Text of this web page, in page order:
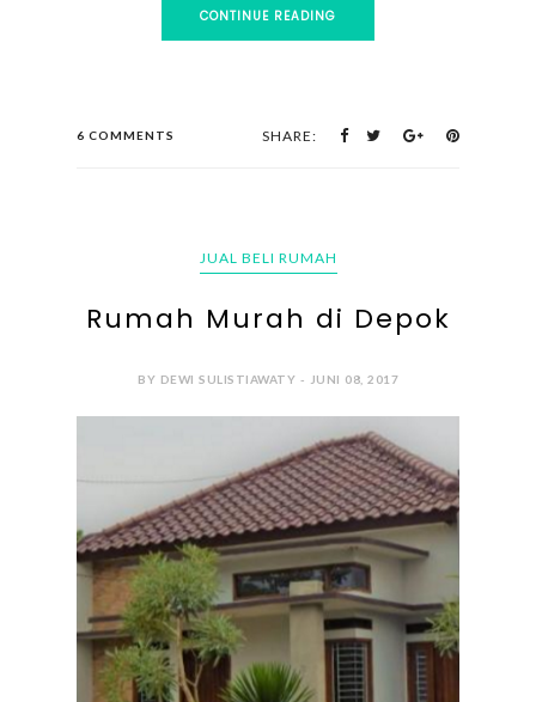
CONTINUE READING
6 COMMENTS SHARE:
JUAL BELI RUMAH
Rumah Murah di Depok
BY DEWI SULISTIAWATY - JUNI 08, 2017